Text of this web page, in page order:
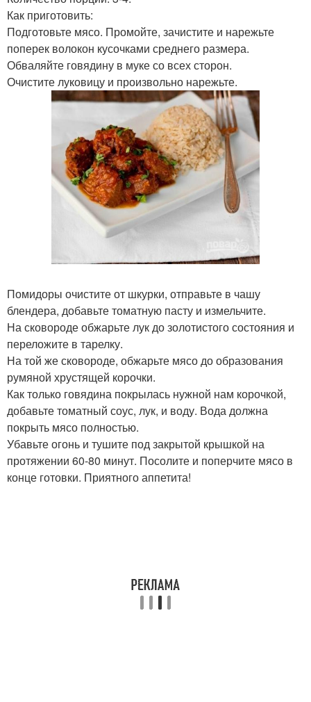
Как приготовить:
Подготовьте мясо. Промойте, зачистите и нарежьте
поперек волокон кусочками среднего размера.
Обваляйте говядину в муке со всех сторон.
Очистите луковицу и произвольно нарежьте.
Помидоры очистите от шкурки, отправьте в чашу
блендера, добавьте томатную пасту и измельчите.
На сковороде обжарьте лук до золотистого состояния и
переложите в тарелку.
На той же сковороде, обжарьте мясо до образования
румяной хрустящей корочки.
Как только говядина покрылась нужной нам корочкой,
добавьте томатный соус, лук, и воду. Вода должна
покрыть мясо полностью.
Убавьте огонь и тушите под закрытой крышкой на
протяжении 60-80 минут. Посолите и поперчите мясо в
конце готовки. Приятного аппетита!